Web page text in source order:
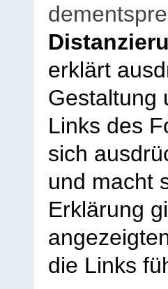
erklärt
Gestaltung
Links des
sich
und macht
Erklärung
die Links